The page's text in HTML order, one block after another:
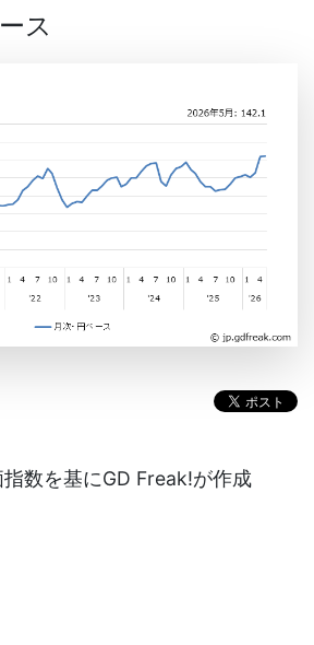
ス
数を基にGD Freak!が作成